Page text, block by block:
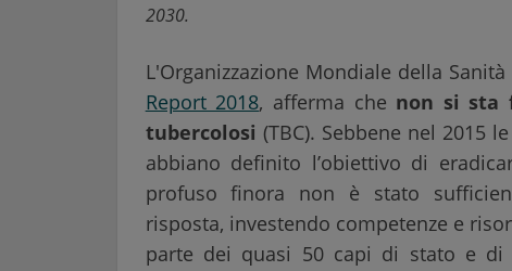
2030.
L'Organizzazione Mondiale della
Report 2018, afferma che non si sta
tubercolosi (TBC). Sebbene nel 2015
abbiano definito l’obiettivo di
profuso finora non è stato
risposta, investendo competenze e
parte dei quasi 50 capi di stato e